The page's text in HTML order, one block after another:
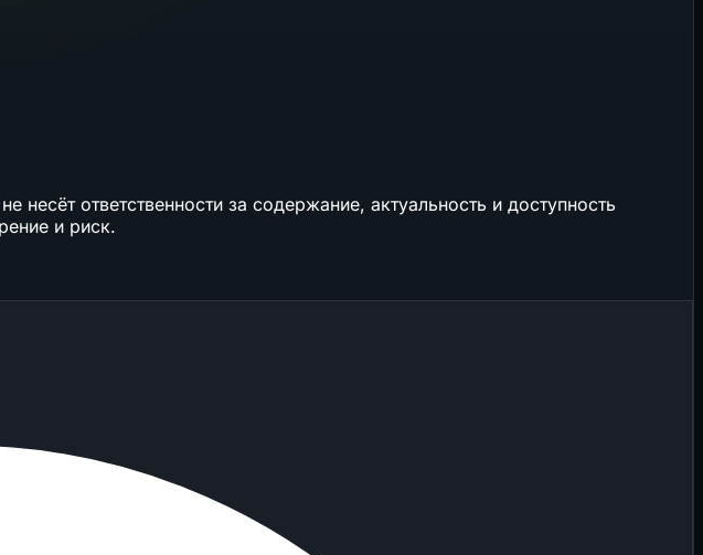
ответственности за содержание, актуальность и доступность
и риск.